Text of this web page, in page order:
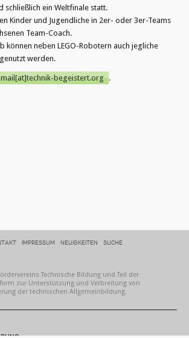
schließlich ein Weltfinale statt.
Kinder und Jugendliche in 2er- oder 3er-Teams
Team-Coach.
können neben LEGO-Robotern auch jegliche
werden.
mail[at]technik-begeistert.org .
IMPRESSUM NEUIGKEITEN SUCHE
Technische Bildung und Teil der
zur Unterstützung und Verbreitung von
der technischen Allgemeinbildung.
»